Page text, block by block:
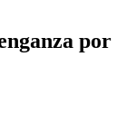
por